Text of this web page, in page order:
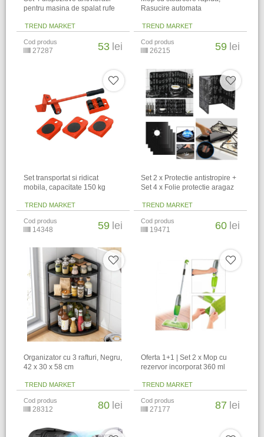
pentru masina de spalat rufe
TREND MARKET
Cod produs
27287 53 lei
Rasucire automata
TREND MARKET
Cod produs
26215 59 lei
Set transportat si ridicat
mobila, capacitate 150 kg
TREND MARKET
Cod produs
14348 59 lei
Set 2 x Protectie antistropire +
Set 4 x Folie protectie aragaz
TREND MARKET
Cod produs
19471 60 lei
Organizator cu 3 rafturi, Negru,
42 x 30 x 58 cm
TREND MARKET
Cod produs
28312 80 lei
Oferta 1+1 | Set 2 x Mop cu
rezervor incorporat 360 ml
TREND MARKET
Cod produs
27177 87 lei